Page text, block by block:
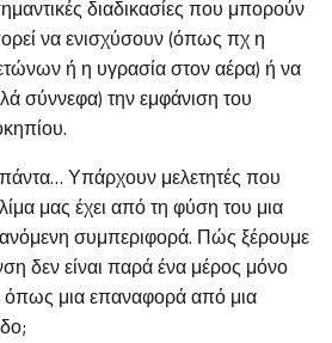
διαδικασίες που μπορούν
να ενισχύσουν (όπως πχ η
ή η υγρασία στον αέρα) ή να
σύννεφα) την εμφάνιση του
Υπάρχουν μελετητές που
μας έχει από τη φύση του μια
συμπεριφορά. Πώς ξέρουμε
δεν είναι παρά ένα μέρος μόνο
όπως μια επαναφορά από μια